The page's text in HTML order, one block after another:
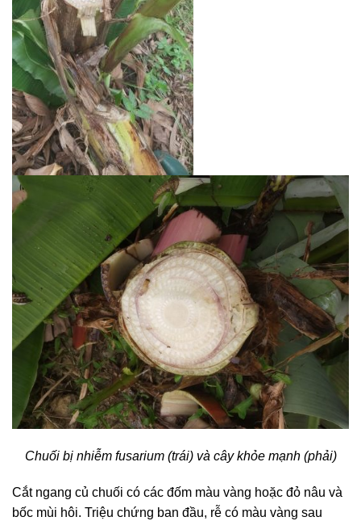
Chuối bị nhiễm fusarium (trái) và cây khỏe mạnh (phải)
Cắt ngang củ chuối có các đốm màu vàng hoặc đỏ nâu và
bốc mùi hôi. Triệu chứng ban đầu, rễ có màu vàng sau